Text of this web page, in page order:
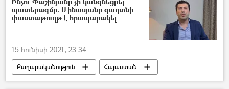
պատերազմը. Մինասյանը գաղտնի
փաստաթուղթ է հրապարակել
15 հունիսի 2021, 23:34
Քաղաքականություն
Հայաստան
Արցախ
Միքայել Մինասյան